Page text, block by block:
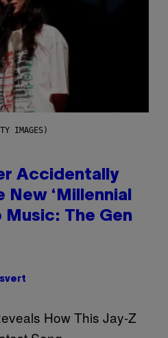
IMAGES)
Accidentally
‘Millennial
Music: The Gen